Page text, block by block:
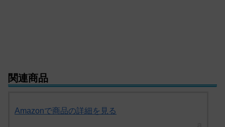
関連商品
Amazonで商品の詳細を見る